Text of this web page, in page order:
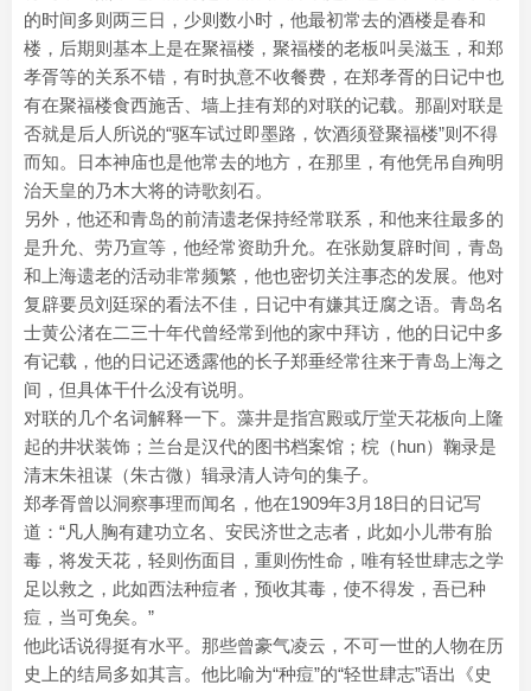
的时间多则两三日，少则数小时，他最初常去的酒楼是春和
楼，后期则基本上是在聚福楼，聚福楼的老板叫吴滋玉，和郑
孝胥等的关系不错，有时执意不收餐费，在郑孝胥的日记中也
有在聚福楼食西施舌、墙上挂有郑的对联的记载。那副对联是
否就是后人所说的“驱车试过即墨路，饮酒须登聚福楼”则不得
而知。日本神庙也是他常去的地方，在那里，有他凭吊自殉明
治天皇的乃木大将的诗歌刻石。
另外，他还和青岛的前清遗老保持经常联系，和他来往最多的
是升允、劳乃宣等，他经常资助升允。在张勋复辟时间，青岛
和上海遗老的活动非常频繁，他也密切关注事态的发展。他对
复辟要员刘廷琛的看法不佳，日记中有嫌其迂腐之语。青岛名
士黄公渚在二三十年代曾经常到他的家中拜访，他的日记中多
有记载，他的日记还透露他的长子郑垂经常往来于青岛上海之
间，但具体干什么没有说明。
对联的几个名词解释一下。藻井是指宫殿或厅堂天花板向上隆
起的井状装饰；兰台是汉代的图书档案馆；梡（hun）鞠录是
清末朱祖谋（朱古微）辑录清人诗句的集子。
郑孝胥曾以洞察事理而闻名，他在1909年3月18日的日记写
道：“凡人胸有建功立名、安民济世之志者，此如小儿带有胎
毒，将发天花，轻则伤面目，重则伤性命，唯有轻世肆志之学
足以救之，此如西法种痘者，预收其毒，使不得发，吾已种
痘，当可免矣。”
他此话说得挺有水平。那些曾豪气凌云，不可一世的人物在历
史上的结局多如其言。他比喻为“种痘”的“轻世肆志”语出《史